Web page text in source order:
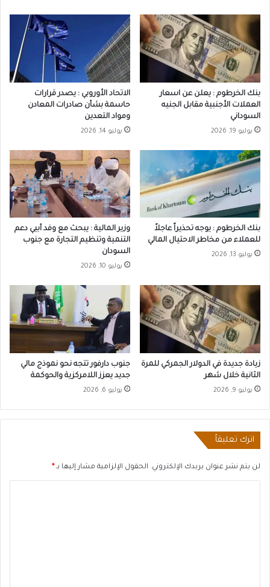
بنك الخرطوم : يعلن عن اسعار
العملات الأجنبية مقابل الجنيه
السوداني
يوليو 19, 2026
الاتحاد الأوروبي : يصدر قرارات
حاسمة بشأن صادرات المعادن
ومواد التعدين
يوليو 14, 2026
بنك الخرطوم : يوجه تحذيراً عاجلاً
للعملاء من مخاطر الاحتيال المالي
يوليو 13, 2026
وزير المالية : يبحث مع وفد أبيي دعم
التنمية وتنظيم التجارة مع جنوب
السودان
يوليو 10, 2026
زيادة جديدة في الدولار الجمركي للمرة
الثانية خلال شهر
يوليو 9, 2026
جنوب دارفور تتجه نحو نموذج مالي
جديد يعزز اللامركزية والحوكمة
يوليو 6, 2026
اترك تعليقاً
لن يتم نشر عنوان بريدك الإلكتروني. الحقول الإلزامية مشار إليها بـ *